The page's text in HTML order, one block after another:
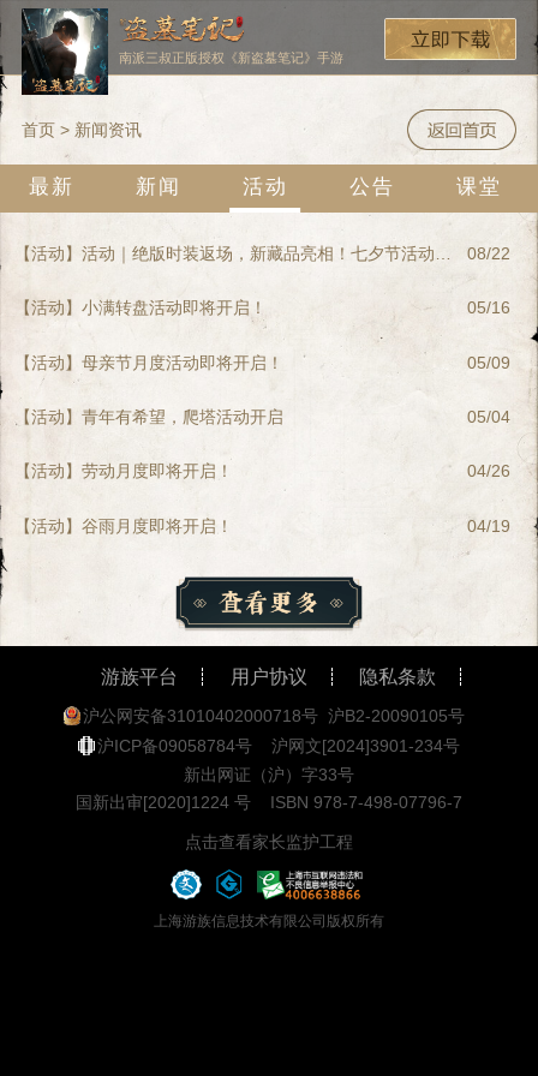
南派三叔正版授权《新盗墓笔记》手游
首页> 新闻资讯
最新 新闻 活动 公告 课堂
08/22
【活动】小满转盘活动即将开启！ 05/16
【活动】母亲节月度活动即将开启！ 05/09
【活动】青年有希望，爬塔活动开启 05/04
【活动】劳动月度即将开启！ 04/26
【活动】谷雨月度即将开启！ 04/19
游族平台 用户协议 隐私条款
沪公网安备31010402000718号 沪B2-20090105号
沪ICP备09058784号
沪网文[2024]3901-234号
新出网证（沪）字33号
国新出审[2020]1224 号
ISBN 978-7-498-07796-7
点击查看家长监护工程
上海游族信息技术有限公司版权所有